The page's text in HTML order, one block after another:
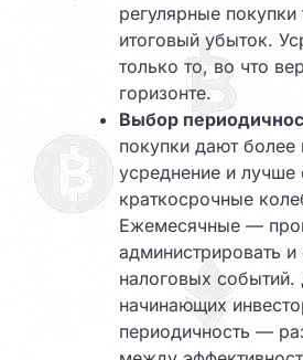
регулярные покупки
итоговый убыток.
только то, во что
горизонте.
Выбор
покупки дают более
усреднение и лучше
краткосрочные
Ежемесячные —
администрировать
налоговых
начинающих
периодичность —